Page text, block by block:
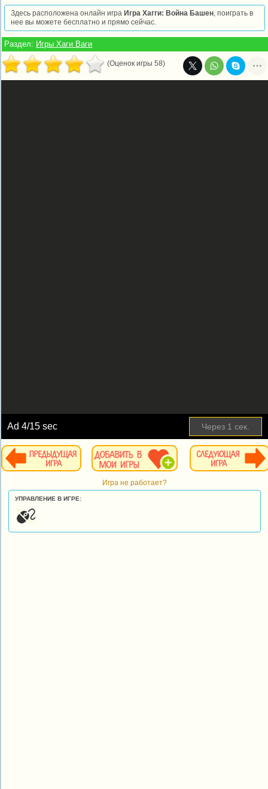
Здесь расположена онлайн игра Игра Хагги: Война Башен, поиграть в
нее вы можете бесплатно и прямо сейчас.
Раздел: Игры Хаги Ваги
(Оценок игры 58)
Ad4/15 sec Через 1 сек.
Игра не работает?
УПРАВЛЕНИЕ В ИГРЕ: